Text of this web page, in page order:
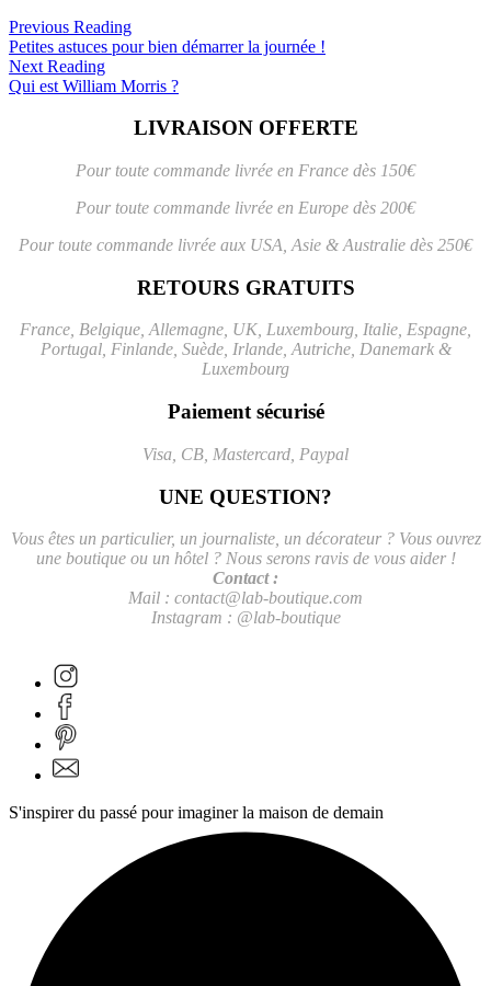
Previous Reading
Petites astuces pour bien démarrer la journée !
Next Reading
Qui est William Morris ?
LIVRAISON OFFERTE
Pour toute commande livrée en France dès 150€
Pour toute commande livrée en Europe dès 200€
Pour toute commande livrée aux USA, Asie & Australie dès 250€
RETOURS GRATUITS
France, Belgique, Allemagne, UK, Luxembourg, Italie, Espagne,
Portugal, Finlande, Suède, Irlande, Autriche, Danemark &
Luxembourg
Paiement sécurisé
Visa, CB, Mastercard, Paypal
UNE QUESTION?
Vous êtes un particulier, un journaliste, un décorateur ? Vous ouvrez
une boutique ou un hôtel ? Nous serons ravis de vous aider !
Contact :
Mail : contact@lab-boutique.com
Instagram : @lab-boutique
S'inspirer du passé pour imaginer la maison de demain